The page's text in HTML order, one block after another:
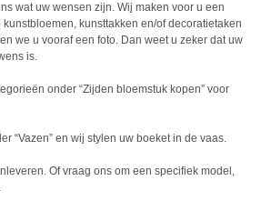
wat uw wensen zijn. Wij maken voor u een
kunsttakken en/of decoratietaken
we u vooraf een foto. Dan weet u zeker dat uw
is.
onder “Zijden bloemstuk kopen” voor
“Vazen” en wij stylen uw boeket in de vaas.
Of vraag ons om een specifiek model,